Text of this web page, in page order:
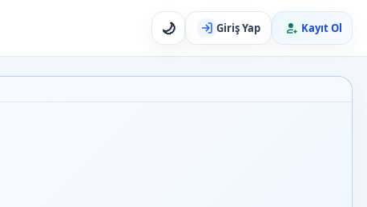
🌙 Giriş Yap Kayıt Ol